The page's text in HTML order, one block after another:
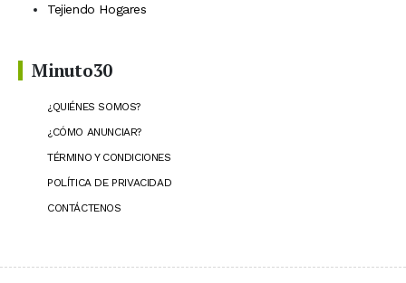
Tejiendo Hogares
Minuto30
¿QUIÉNES SOMOS?
¿CÓMO ANUNCIAR?
TÉRMINO Y CONDICIONES
POLÍTICA DE PRIVACIDAD
CONTÁCTENOS